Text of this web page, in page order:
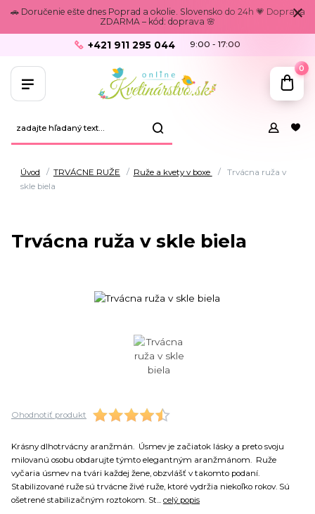
🚗 Doručenie ešte dnes Poprad a okolie. Slovensko do 24h 💗 Doprava
ZDARMA – kód: doprava 🌸
+421 911 295 044 9:00 - 17:00
0
Úvod TRVÁCNE RUŽE Ruže a kvety v boxe
Trvácna ruža v
skle biela
Trvácna ruža v skle biela
Ohodnotiť produkt
Krásny dlhotrvácny aranžmán. Úsmev je začiatok lásky a preto svoju
milovanú osobu obdarujte týmto elegantným aranžmánom. Ruže
vyčaria úsmev na tvári každej žene, obzvlášť v takomto podaní.
Stabilizované ruže sú trvácne živé ruže, ktoré vydržia niekoľko rokov. Sú
ošetrené stabilizačným roztokom. St... celý popis